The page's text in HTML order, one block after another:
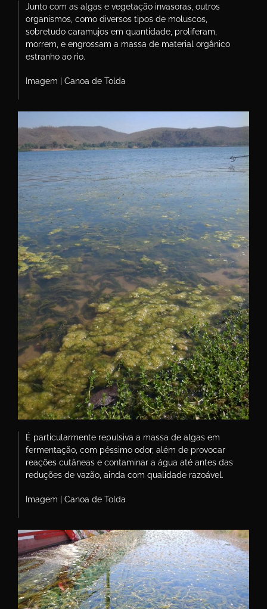
Junto com as algas e vegetação invasoras, outros
organismos, como diversos tipos de moluscos,
sobretudo caramujos em quantidade, proliferam,
morrem, e engrossam a massa de material orgânico
estranho ao rio.
Imagem | Canoa de Tolda
É particularmente repulsiva a massa de algas em
fermentação, com péssimo odor, além de provocar
reações cutâneas e contaminar a água até antes das
reduções de vazão, ainda com qualidade razoável.
Imagem | Canoa de Tolda